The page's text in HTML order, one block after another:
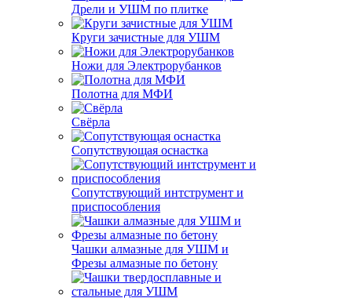
Дрели и УШМ по плитке
Круги зачистные для УШМ
Ножи для Электрорубанков
Полотна для МФИ
Свёрла
Сопутствующая оснастка
Сопутствующий интструмент и
приспособления
Чашки алмазные для УШМ и
Фрезы алмазные по бетону